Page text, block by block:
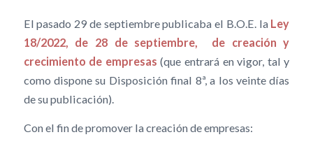
El pasado 29 de septiembre publicaba el B.O.E. la Ley
18/2022, de 28 de septiembre, de creación y
crecimiento de empresas (que entrará en vigor, tal y
como dispone su Disposición final 8ª, a los veinte días
de su publicación).
Con el fin de promover la creación de empresas: